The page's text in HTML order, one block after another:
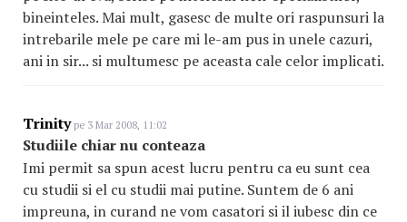
bineinteles. Mai mult, gasesc de multe ori raspunsuri la
intrebarile mele pe care mi le-am pus in unele cazuri,
ani in sir... si multumesc pe aceasta cale celor implicati.
Trinitype 3 Mar 2008, 11:02
Studiile chiar nu conteaza
Imi permit sa spun acest lucru pentru ca eu sunt cea
cu studii si el cu studii mai putine. Suntem de 6 ani
impreuna, in curand ne vom casatori si il iubesc din ce